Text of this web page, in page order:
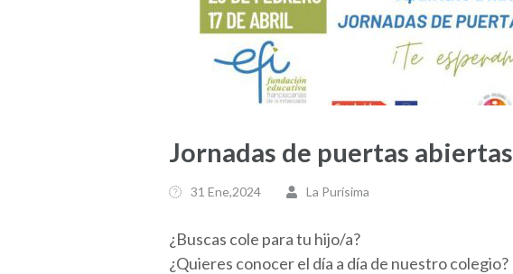
Jornadas de puertas abiertas
31 Ene,2024 La Purísima
¿Buscas cole para tu hijo/a?
¿Quieres conocer el día a día de nuestro colegio?